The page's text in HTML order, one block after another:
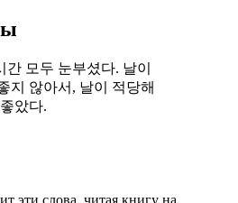
간 모두 눈부셨다. 날이
지 않아서, 날이 적당해
았다.